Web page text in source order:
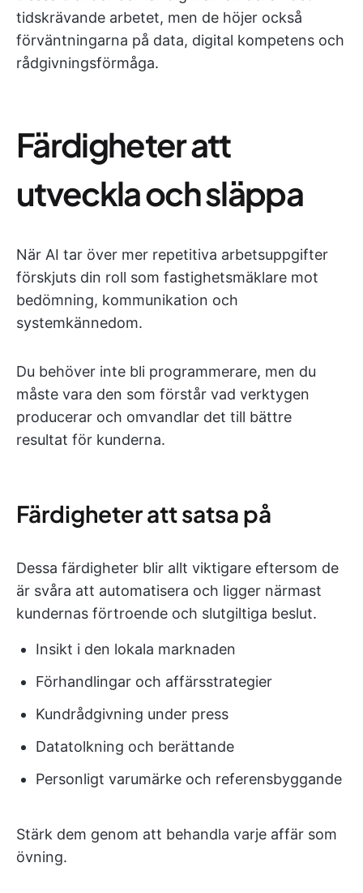
tidskrävande arbetet, men de höjer också
förväntningarna på data, digital kompetens och
rådgivningsförmåga.
Färdigheter att
utveckla och släppa
När AI tar över mer repetitiva arbetsuppgifter
förskjuts din roll som fastighetsmäklare mot
bedömning, kommunikation och
systemkännedom.
Du behöver inte bli programmerare, men du
måste vara den som förstår vad verktygen
producerar och omvandlar det till bättre
resultat för kunderna.
Färdigheter att satsa på
Dessa färdigheter blir allt viktigare eftersom de
är svåra att automatisera och ligger närmast
kundernas förtroende och slutgiltiga beslut.
Insikt i den lokala marknaden
Förhandlingar och affärsstrategier
Kundrådgivning under press
Datatolkning och berättande
Personligt varumärke och referensbyggande
Stärk dem genom att behandla varje affär som
övning.